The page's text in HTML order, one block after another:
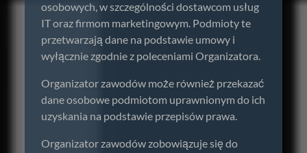
osobowych, w szczególności dostawcom usług
IT oraz firmom marketingowym. Podmioty te
przetwarzają dane na podstawie umowy i
wyłącznie zgodnie z poleceniami Organizatora.
Organizator zawodów może również przekazać
dane osobowe podmiotom uprawnionym do ich
uzyskania na podstawie przepisów prawa.
Organizator zawodów zobowiązuje się do